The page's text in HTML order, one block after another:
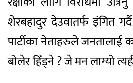
शेरबहादुर देउवातर्फ इंगित
पार्टीका नेताहरुले जनतालाई
बोलेर हिँड्ने ? जे मन लाग्यो